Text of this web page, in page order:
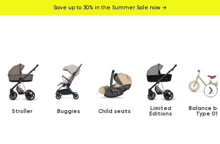
Save up to 30% in the Summer Sale now →
Stroller Buggies Child seats Limited
Editions
Balance
Type 01
❯